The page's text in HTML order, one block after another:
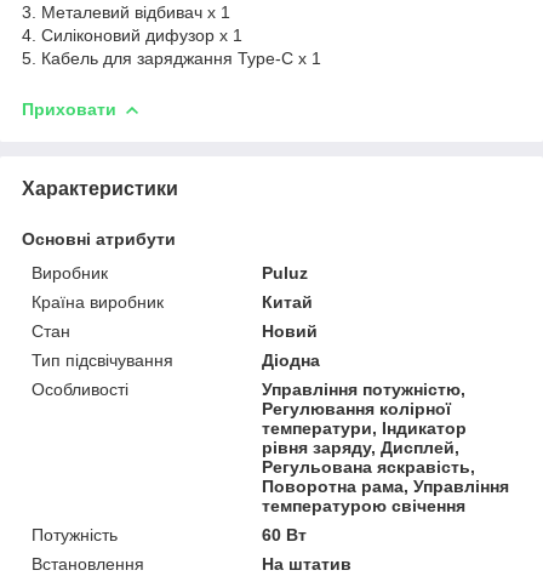
3. Металевий відбивач x 1
4. Силіконовий дифузор x 1
5. Кабель для заряджання Type-C x 1
Приховати
Характеристики
Основні атрибути
Виробник
Puluz
Країна виробник
Китай
Стан
Новий
Тип підсвічування
Діодна
Особливості
Управління потужністю,
Регулювання колірної
температури, Індикатор
рівня заряду, Дисплей,
Регульована яскравість,
Поворотна рама, Управління
температурою свічення
Потужність
60 Вт
Встановлення
На штатив